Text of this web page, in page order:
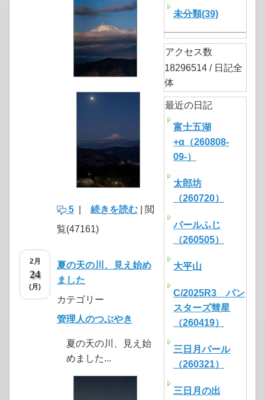
5 続きを読む | 閲
覧(47161)
2月
24
(月)
夏の天の川、見え始め
ました
カテゴリー
管理人のつぶやき
夏の天の川、見え始
めました...
未分類(39)
アクセス数
18296514 / 日記全
体
最近の日記
富士五湖
+α（260808-
09-）
太郎坊
（260720）
パールふじ
（260505）
大平山
C/2025R3 パン
スターズ彗星
（260419）
三日月パール
（260321）
三日月の出